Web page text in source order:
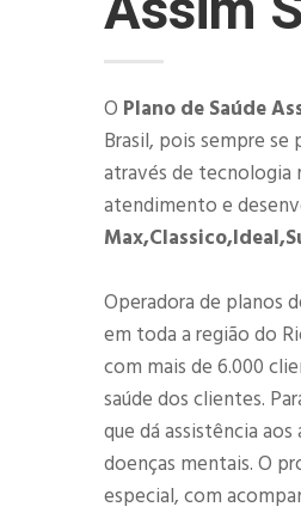
O Plano de Saúde
Brasil, pois sempre
através de tecnologia
atendimento e
Operadora de planos
em toda a região do
com mais de 6.000
saúde dos clientes.
que dá assistência
doenças mentais. O
especial, com